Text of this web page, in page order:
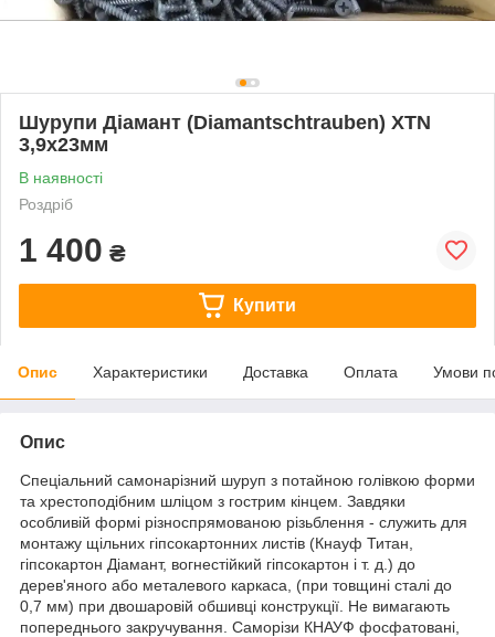
Шурупи Діамант (Diamantschtrauben) XTN
3,9x23мм
В наявності
Роздріб
1 400 ₴
Купити
Опис Характеристики Доставка Оплата Умови
Опис
Спеціальний самонарізний шуруп з потайною голівкою форми
та хрестоподібним шліцом з гострим кінцем. Завдяки
особливій формі різноспрямованою різьблення - служить для
монтажу щільних гіпсокартонних листів (Кнауф Титан,
гіпсокартон Діамант, вогнестійкий гіпсокартон і т. д.) до
дерев'яного або металевого каркаса, (при товщині сталі до
0,7 мм) при двошаровій обшивці конструкції. Не вимагають
попереднього закручування. Саморізи КНАУФ фосфатовані,